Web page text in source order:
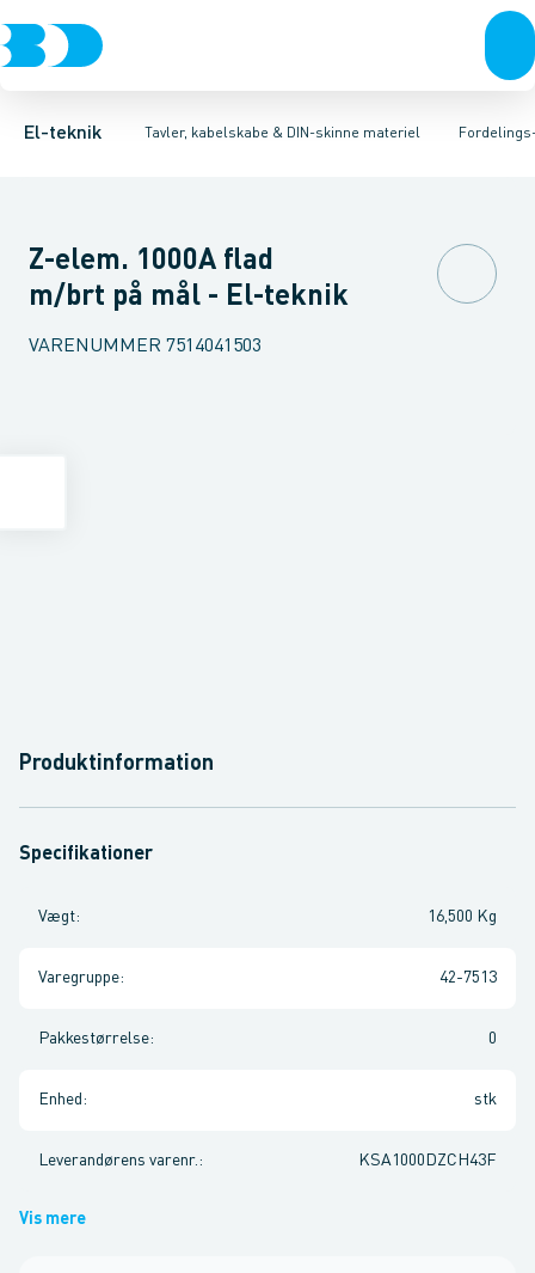
El-teknik Tavler, kabelskabe & DIN-skinne materiel
Afbrydere, stikkontakter & lampeudtagForgreningsmateriel
Tavler, kapsling og rackskabe Fordelings-/byggepladstavler
Afgangsbox for kanalskinneTilgangsboks for strømskinne
Z-elem. 1000A flad
m/brt på mål - El-teknik
VARENUMMER 7514041503
Produktinformation
Specifikationer
Vægt: 16,500 Kg
Varegruppe: 42-7513
Pakkestørrelse: 0
Enhed : stk
Leverandørens varenr. : KSA1000DZCH43F
Vis mere